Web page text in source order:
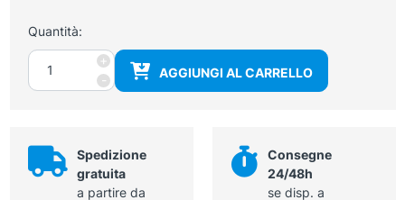
Quantità:
-
Ciabattina
aperta
in
quantità
+
AGGIUNGI AL CARRELLO
Spedizione
gratuita
a partire da
Consegne
24/48h
se disp. a